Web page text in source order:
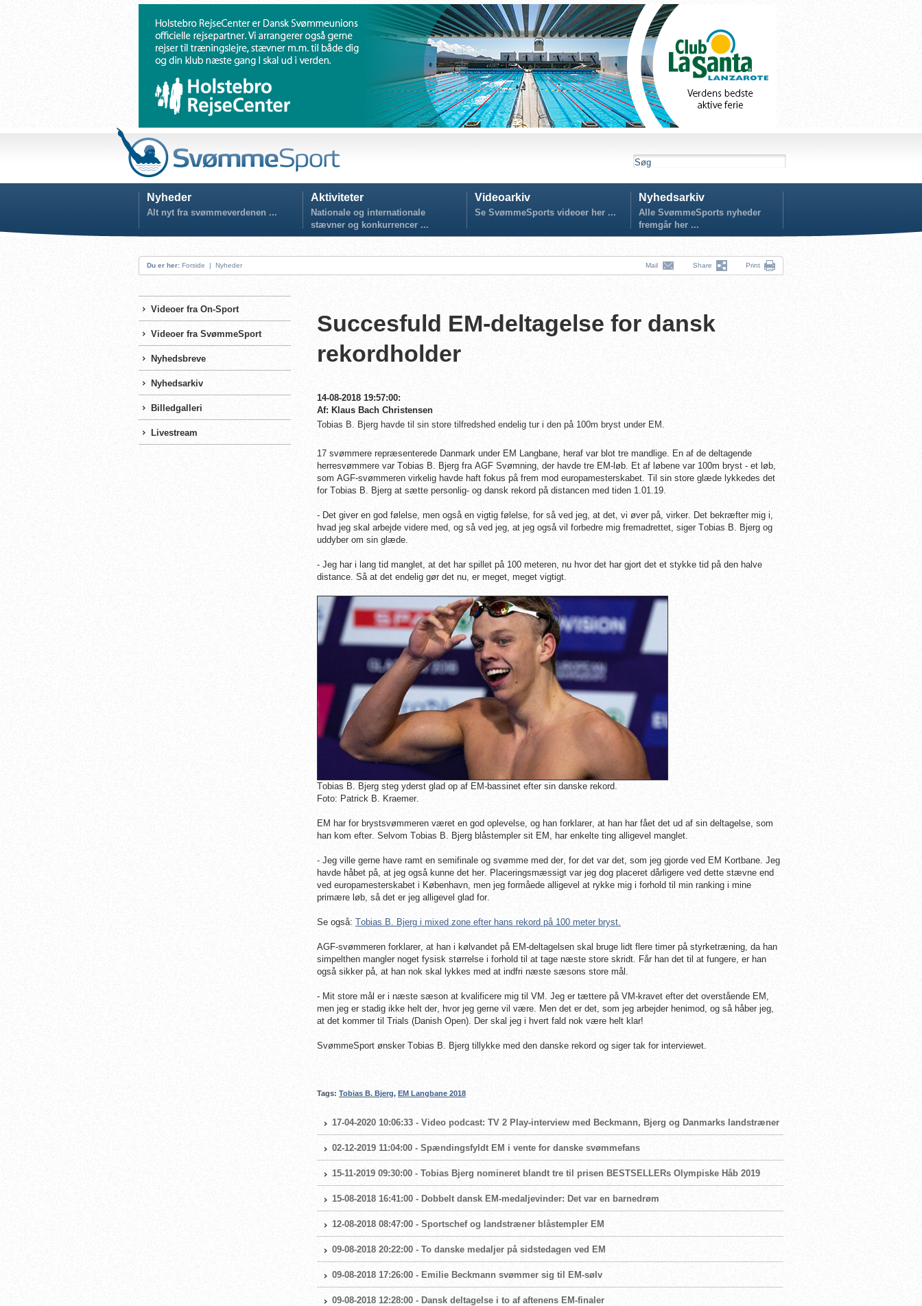
Nyheder
Alt nyt fra svømmeverdenen ...
Aktiviteter
Nationale og internationale
stævner og konkurrencer ...
Videoarkiv
Se SvømmeSports videoer her ...
Nyhedsarkiv
Alle SvømmeSports nyheder
fremgår her ...
Du er her: Forside | Nyheder Mail Share Print
Videoer fra On-Sport
Videoer fra SvømmeSport
Nyhedsbreve
Nyhedsarkiv
Billedgalleri
Livestream
Succesfuld EM-deltagelse for dansk
rekordholder
14-08-2018 19:57:00:
Af: Klaus Bach Christensen
Tobias B. Bjerg havde til sin store tilfredshed endelig tur i den på 100m bryst under EM.
17 svømmere repræsenterede Danmark under EM Langbane, heraf var blot tre mandlige. En af de deltagende
herresvømmere var Tobias B. Bjerg fra AGF Svømning, der havde tre EM-løb. Et af løbene var 100m bryst - et løb,
som AGF-svømmeren virkelig havde haft fokus på frem mod europamesterskabet. Til sin store glæde lykkedes det
for Tobias B. Bjerg at sætte personlig- og dansk rekord på distancen med tiden 1.01.19.
- Det giver en god følelse, men også en vigtig følelse, for så ved jeg, at det, vi øver på, virker. Det bekræfter mig i,
hvad jeg skal arbejde videre med, og så ved jeg, at jeg også vil forbedre mig fremadrettet, siger Tobias B. Bjerg og
uddyber om sin glæde.
- Jeg har i lang tid manglet, at det har spillet på 100 meteren, nu hvor det har gjort det et stykke tid på den halve
distance. Så at det endelig gør det nu, er meget, meget vigtigt.
Tobias B. Bjerg steg yderst glad op af EM-bassinet efter sin danske rekord.
Foto: Patrick B. Kraemer.
EM har for brystsvømmeren været en god oplevelse, og han forklarer, at han har fået det ud af sin deltagelse, som
han kom efter. Selvom Tobias B. Bjerg blåstempler sit EM, har enkelte ting alligevel manglet.
- Jeg ville gerne have ramt en semifinale og svømme med der, for det var det, som jeg gjorde ved EM Kortbane. Jeg
havde håbet på, at jeg også kunne det her. Placeringsmæssigt var jeg dog placeret dårligere ved dette stævne end
ved europamesterskabet i København, men jeg formåede alligevel at rykke mig i forhold til min ranking i mine
primære løb, så det er jeg alligevel glad for.
Se også: Tobias B. Bjerg i mixed zone efter hans rekord på 100 meter bryst.
AGF-svømmeren forklarer, at han i kølvandet på EM-deltagelsen skal bruge lidt flere timer på styrketræning, da han
simpelthen mangler noget fysisk størrelse i forhold til at tage næste store skridt. Får han det til at fungere, er han
også sikker på, at han nok skal lykkes med at indfri næste sæsons store mål.
- Mit store mål er i næste sæson at kvalificere mig til VM. Jeg er tættere på VM-kravet efter det overstående EM,
men jeg er stadig ikke helt der, hvor jeg gerne vil være. Men det er det, som jeg arbejder henimod, og så håber jeg,
at det kommer til Trials (Danish Open). Der skal jeg i hvert fald nok være helt klar!
SvømmeSport ønsker Tobias B. Bjerg tillykke med den danske rekord og siger tak for interviewet.
Tags: Tobias B. Bjerg, EM Langbane 2018
17-04-2020 10:06:33 - Video podcast: TV 2 Play-interview med Beckmann, Bjerg og Danmarks landstræner
02-12-2019 11:04:00 - Spændingsfyldt EM i vente for danske svømmefans
15-11-2019 09:30:00 - Tobias Bjerg nomineret blandt tre til prisen BESTSELLERs Olympiske Håb 2019
15-08-2018 16:41:00 - Dobbelt dansk EM-medaljevinder: Det var en barnedrøm
12-08-2018 08:47:00 - Sportschef og landstræner blåstempler EM
09-08-2018 20:22:00 - To danske medaljer på sidstedagen ved EM
09-08-2018 17:26:00 - Emilie Beckmann svømmer sig til EM-sølv
09-08-2018 12:28:00 - Dansk deltagelse i to af aftenens EM-finaler